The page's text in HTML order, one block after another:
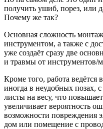
получить ушиб, порез, или
Почему же так?
Основная сложность
инструментом, а также с
уже создаёт сразу две
и травмы от инструментов/
Кроме того, работа ведётся
иногда в неудобных позах,
листы на весу, что
увеличивает вероятность
возможности повреждения
дом или помещение с